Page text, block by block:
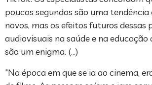
poucos segundos são uma tendência
novos, mas os efeitos futuros dessas
audiovisuais na saúde e na educação
são um enigma. (…)
"Na época em que se ia ao cinema,